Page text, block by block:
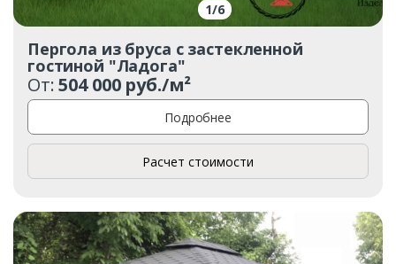
Комментарий к заказу
1/6
Пергола из бруса с застекленной
гостиной "Ладога"
От:504 000 руб./м²
Подробнее
Расчет стоимости